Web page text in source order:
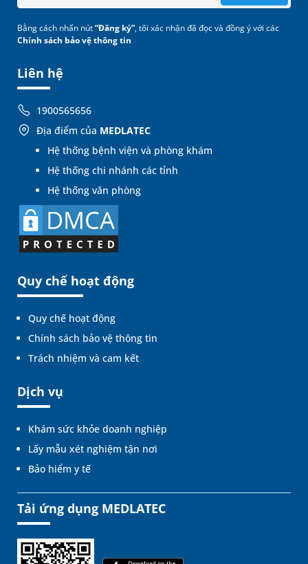
Liên hệ
1900565656
Địa điểm của MEDLATEC
Hệ thống bệnh viện và phòng khám
Hệ thống chi nhánh các tỉnh
Hệ thống văn phòng
Quy chế hoạt động
Quy chế hoạt động
Chính sách bảo vệ thông tin
Trách nhiệm và cam kết
Dịch vụ
Khám sức khỏe doanh nghiệp
Lấy mẫu xét nghiệm tận nơi
Bảo hiểm y tế
Bằng cách nhấn nút“Đăng ký”, tôi xác nhận đã đọc và đồng ý với các
Chính sách bảo vệ thông tin
Tải ứng dụng MEDLATEC